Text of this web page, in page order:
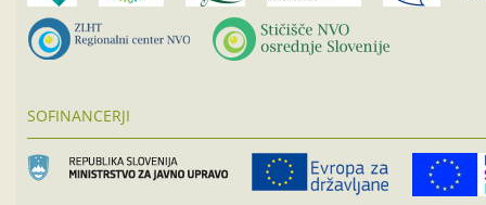
SOFINANCERJI